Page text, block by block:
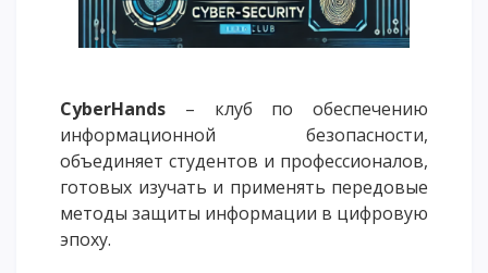
Докторантура
Второе высшее
ОПЛАТИТЬ ОБУЧЕНИЕ
CyberHands – клуб по обеспечению
информационной безопасности,
объединяет студентов и профессионалов,
готовых изучать и применять передовые
методы защиты информации в цифровую
эпоху.